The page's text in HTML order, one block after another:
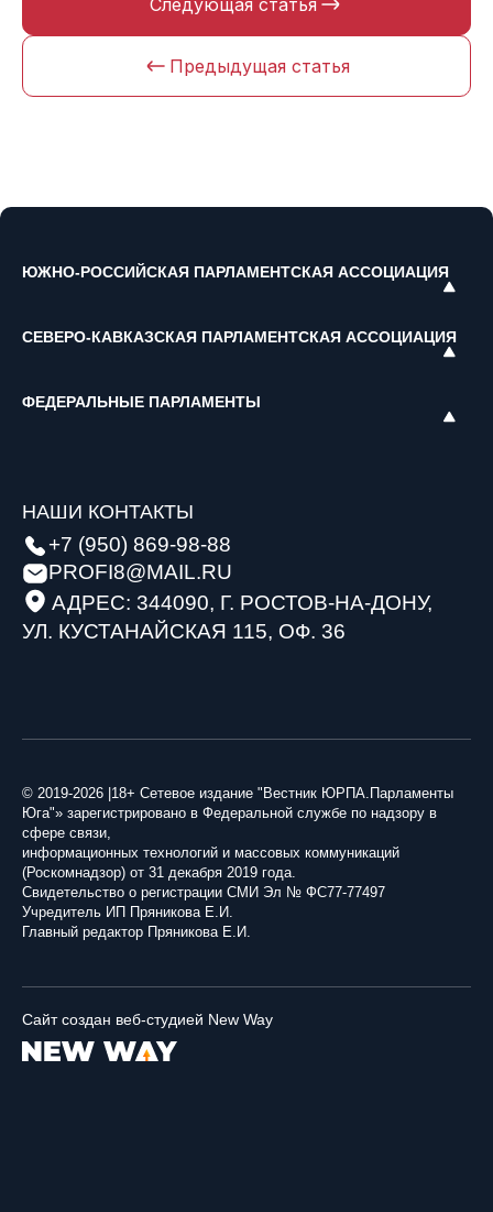
Предыдущая статья
Следующая статья
ЮЖНО-РОССИЙСКАЯ ПАРЛАМЕНТСКАЯ АССОЦИАЦИЯ
СЕВЕРО-КАВКАЗСКАЯ ПАРЛАМЕНТСКАЯ АССОЦИАЦИЯ
ФЕДЕРАЛЬНЫЕ ПАРЛАМЕНТЫ
НАШИ КОНТАКТЫ
+7 (950) 869-98-88
PROFI8@MAIL.RU
АДРЕС: 344090, Г. РОСТОВ-НА-ДОНУ,
УЛ. КУСТАНАЙСКАЯ 115, ОФ. 36
© 2019-2026 |18+ Сетевое издание "Вестник ЮРПА.Парламенты
Юга"» зарегистрировано в Федеральной службе по надзору в
сфере связи,
информационных технологий и массовых коммуникаций
(Роскомнадзор) от 31 декабря 2019 года.
Свидетельство о регистрации СМИ Эл № ФС77-77497
Учредитель ИП Пряникова Е.И.
Главный редактор Пряникова Е.И.
Сайт создан веб-студией New Way